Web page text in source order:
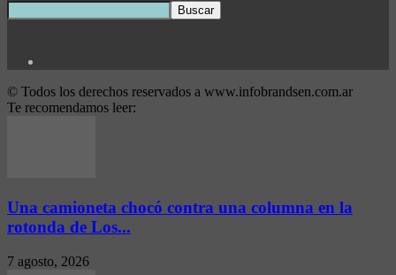
© Todos los derechos reservados a www.infobrandsen.com.ar
Te recomendamos leer:
Una camioneta chocó contra una columna en la
rotonda de Los...
7 agosto, 2026